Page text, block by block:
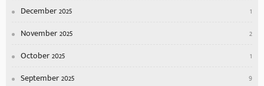
December 2025
1
November 2025
2
October 2025
1
September 2025
9